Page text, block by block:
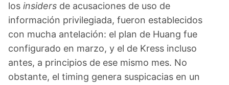
los insiders de acusaciones de uso de
información privilegiada, fueron establecidos
con mucha antelación: el plan de Huang fue
configurado en marzo, y el de Kress incluso
antes, a principios de ese mismo mes. No
obstante, el timing genera suspicacias en un